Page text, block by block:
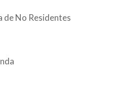
de No Residentes